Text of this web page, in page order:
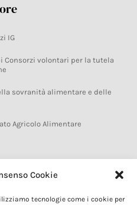
Cookie
tecnologie come i cookie per
IG
Consorzi volontari per la tutela
sovranità alimentare e delle
Agricolo Alimentare